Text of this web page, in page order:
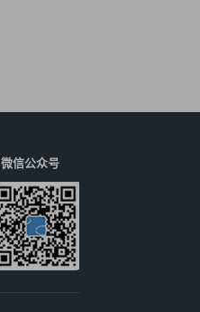
微信公众号